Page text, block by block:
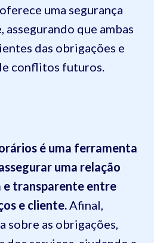
uma segurança
que ambas
das obrigações e
conflitos futuros.
é uma ferramenta
uma relação
e transparente entre
e cliente.Afinal,
sobre as obrigações,